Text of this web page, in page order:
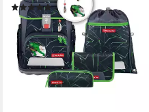
(35)
ab 259,90 € UVP289,99 €
-10%
lieferbar - in 3-4 Werktagen bei dir
+15